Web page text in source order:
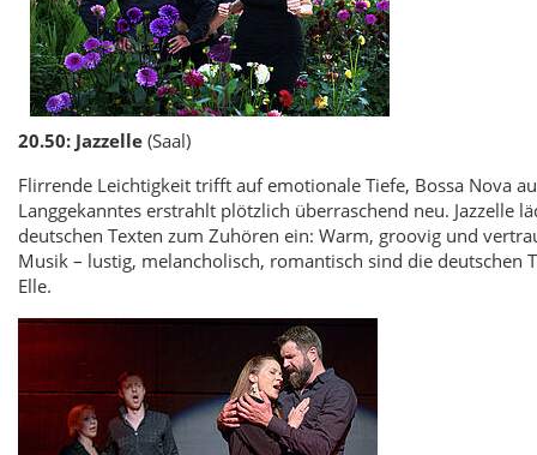
20.50: Jazzelle (Saal)
Flirrende Leichtigkeit trifft auf emotionale Tiefe, Bossa Nova
Langgekanntes erstrahlt plötzlich überraschend neu. Jazzelle
deutschen Texten zum Zuhören ein: Warm, groovig und
Musik – lustig, melancholisch, romantisch sind die deutschen
Elle.